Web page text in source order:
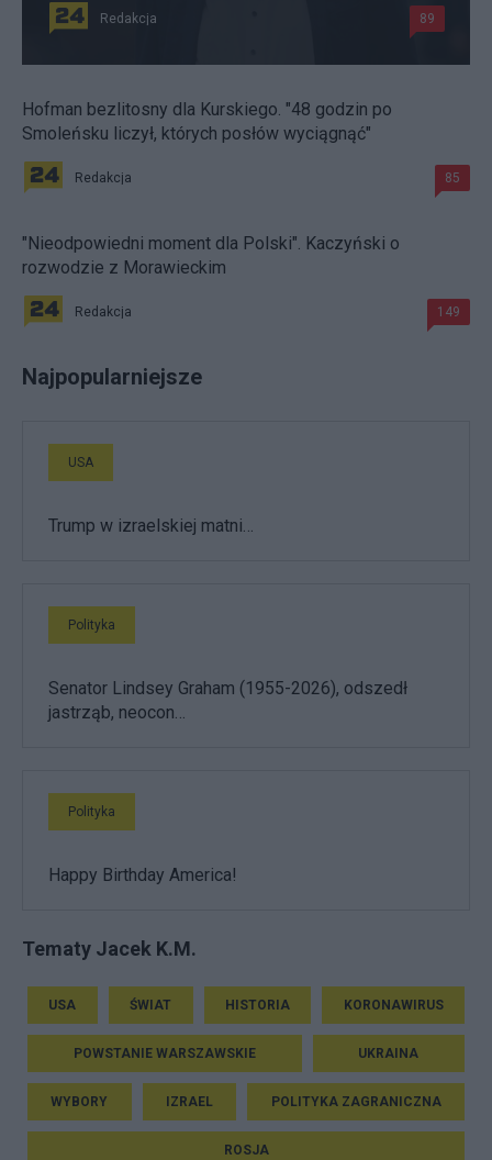
Redakcja 89
Hofman bezlitosny dla Kurskiego. "48 godzin po
Smoleńsku liczył, których posłów wyciągnąć"
Redakcja 85
"Nieodpowiedni moment dla Polski". Kaczyński o
rozwodzie z Morawieckim
Redakcja 149
Najpopularniejsze
USA
Trump w izraelskiej matni…
Polityka
Senator Lindsey Graham (1955-2026), odszedł
jastrząb, neocon…
Polityka
Happy Birthday America!
Tematy Jacek K.M.
USA ŚWIAT HISTORIA KORONAWIRUS
POWSTANIE WARSZAWSKIE UKRAINA
WYBORY IZRAEL POLITYKA ZAGRANICZNA
ROSJA